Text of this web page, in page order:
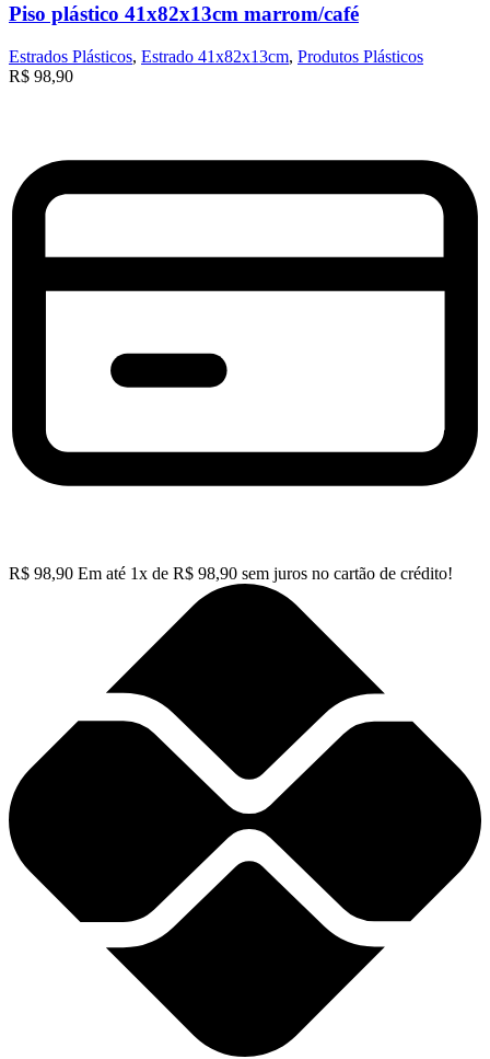
Piso plástico 41x82x13cm marrom/café
Estrados Plásticos, Estrado 41x82x13cm, Produtos Plásticos
R$ 98,90
R$ 98,90 Em até 1x de R$ 98,90 sem juros no cartão de crédito!